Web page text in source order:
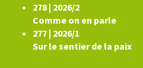
278 | 2026/2
Comme on en parle
277 | 2026/1
Sur le sentier de la paix